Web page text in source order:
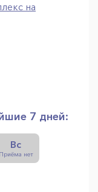
на
7 дней:
Вс
Приёма нет